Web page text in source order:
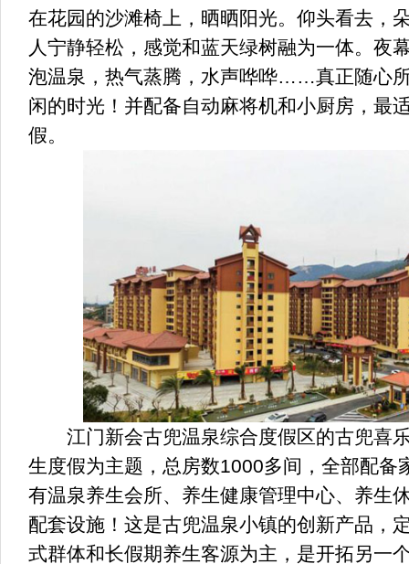
在花园的沙滩椅上，晒晒阳光。仰头看去，
人宁静轻松，感觉和蓝天绿树融为一体。夜
泡温泉，热气蒸腾，水声哗哗……真正随心
闲的时光！并配备自动麻将机和小厨房，最
假。
江门新会古兜温泉综合度假区的古兜喜
生度假为主题，总房数1000多间，全部配备
有温泉养生会所、养生健康管理中心、养生
配套设施！这是古兜温泉小镇的创新产品，
式群体和长假期养生客源为主，是开拓另一